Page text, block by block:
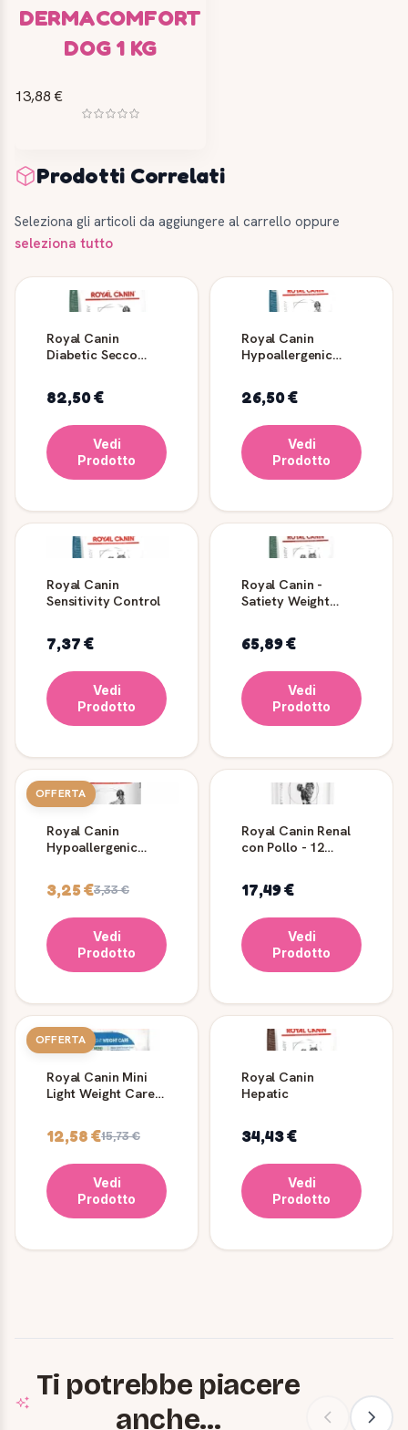
DERMACOMFORT
DOG 1 KG
13,88 €
Prodotti Correlati
Seleziona gli articoli da aggiungere al carrello oppure
seleziona tutto
Royal Canin
Diabetic Secco
Veterinaria
82,50 €
Vedi
Prodotto
Royal Canin
Hypoallergenic
crocchette cane
26,50 €
Vedi
Prodotto
Royal Canin
Sensitivity Control
7,37 €
Vedi
Prodotto
Royal Canin -
Satiety Weight
65,89 €
Vedi
Prodotto
OFFERTA
Royal Canin
Hypoallergenic
Dietetico
3,25 €3,33 €
Vedi
Prodotto
Royal Canin Renal
con Pollo - 12
17,49 €
Vedi
Prodotto
OFFERTA
Royal Canin Mini
Light Weight Care
12,58 €15,73 €
Vedi
Prodotto
Royal Canin
Hepatic
34,43 €
Vedi
Prodotto
Ti potrebbe piacere
anche...